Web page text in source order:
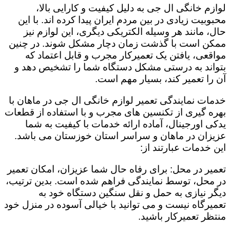
لوازم خانگی ال جی به دلیل کیفیت و کارایی بالا،
محبوبیت زیادی در بین مردم ایران پیدا کرده اند. با این
حال، مانند هر وسیله الکتریکی دیگری، این لوازم نیز
ممکن است با گذشت زمان دچار مشکل شوند. در چنین
مواقعی، یافتن یک تعمیرکار مجرب و قابل اعتماد که
بتواند به درستی مشکل دستگاه شما را تشخیص دهد و
آن را تعمیر کند، بسیار مهم است.
خدمات نمایندگی تعمیر لوازم خانگی ال جی در ماهان با
بهره گیری از تکنسین های مجرب و با استفاده از قطعات
یدکی اورجینال، آماده ارائه خدمات با کیفیت به شما
عزیزان در ماهان و سراسر استان خوزستان می باشد.
این خدمات عبارتند از:
تعمیر در محل: برای رفاه حال شما عزیزان، امکان تعمیر
در محل، توسط نمایندگی فراهم شده است. بدین ترتیب،
دیگر نیازی به حمل و نقل سنگین دستگاه خود به
تعمیرگاه نیست و می توانید با خیالی آسوده در منزل خود
منتظر تعمیرکار باشید.